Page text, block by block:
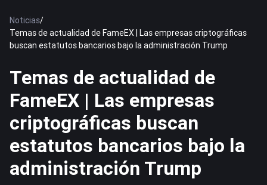
Noticias/
Temas de actualidad de FameEX | Las empresas criptográficas
buscan estatutos bancarios bajo la administración Trump
Temas de actualidad de
FameEX | Las empresas
criptográficas buscan
estatutos bancarios bajo la
administración Trump